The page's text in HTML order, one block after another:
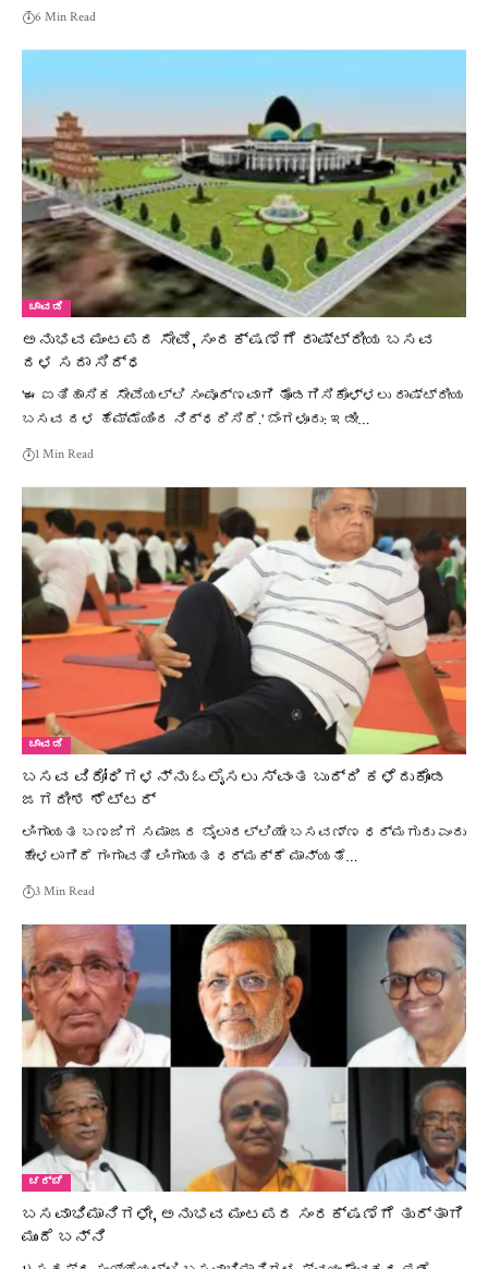
6 Min Read
ಚಾವಡಿ
ಅನುಭವ ಮಂಟಪದ ಸೇವೆ, ಸಂರಕ್ಷಣೆಗೆ ರಾಷ್ಟ್ರೀಯ ಬಸವ
ದಳ ಸದಾ ಸಿದ್ಧ
'ಈ ಐತಿಹಾಸಿಕ ಸೇವೆಯಲ್ಲಿ ಸಂಪೂರ್ಣವಾಗಿ ತೊಡಗಿಸಿಕೊಳ್ಳಲು ರಾಷ್ಟ್ರೀಯ
ಬಸವ ದಳ ಹೆಮ್ಮೆಯಿಂದ ನಿರ್ಧರಿಸಿದೆ.' ಬೆಂಗಳೂರು: ​ಇಡೀ…
1 Min Read
ಚಾವಡಿ
ಬಸವ ವಿರೋಧಿಗಳನ್ನು ಓಲೈಸಲು ಸ್ವಂತ ಬುದ್ದಿ ಕಳೆದುಕೊಂಡ
ಜಗದೀಶ ಶೆಟ್ಟರ್
ಲಿಂಗಾಯತ ಬಣಜಿಗ ಸಮಾಜದ ಬೈಲಾದಲ್ಲಿಯೇ ಬಸವಣ್ಣ ಧರ್ಮಗುರು ಎಂದು
ಹೇಳಲಾಗಿದೆ ಗಂಗಾವತಿ ಲಿಂಗಾಯತ ಧರ್ಮಕ್ಕೆ ಮಾನ್ಯತೆ…
3 Min Read
ಚರ್ಚೆ
ಬಸವಾಭಿಮಾನಿಗಳೇ, ಅನುಭವ ಮಂಟಪದ ಸಂರಕ್ಷಣೆಗೆ ತುರ್ತಾಗಿ
ಮುಂದೆ ಬನ್ನಿ